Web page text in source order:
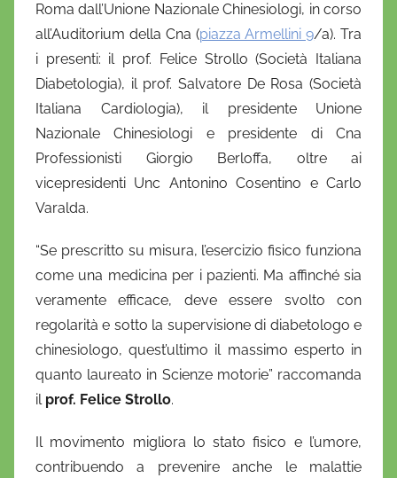
Roma dall’Unione Nazionale Chinesiologi, in corso
all’Auditorium della Cna (piazza Armellini 9/a). Tra
i presenti: il prof. Felice Strollo (Società Italiana
Diabetologia), il prof. Salvatore De Rosa (Società
Italiana Cardiologia), il presidente Unione
Nazionale Chinesiologi e presidente di Cna
Professionisti Giorgio Berloffa, oltre ai
vicepresidenti Unc Antonino Cosentino e Carlo
Varalda.
“Se prescritto su misura, l’esercizio fisico funziona
come una medicina per i pazienti. Ma affinché sia
veramente efficace, deve essere svolto con
regolarità e sotto la supervisione di diabetologo e
chinesiologo, quest’ultimo il massimo esperto in
quanto laureato in Scienze motorie” raccomanda
il prof. Felice Strollo.
Il movimento migliora lo stato fisico e l’umore,
contribuendo a prevenire anche le malattie